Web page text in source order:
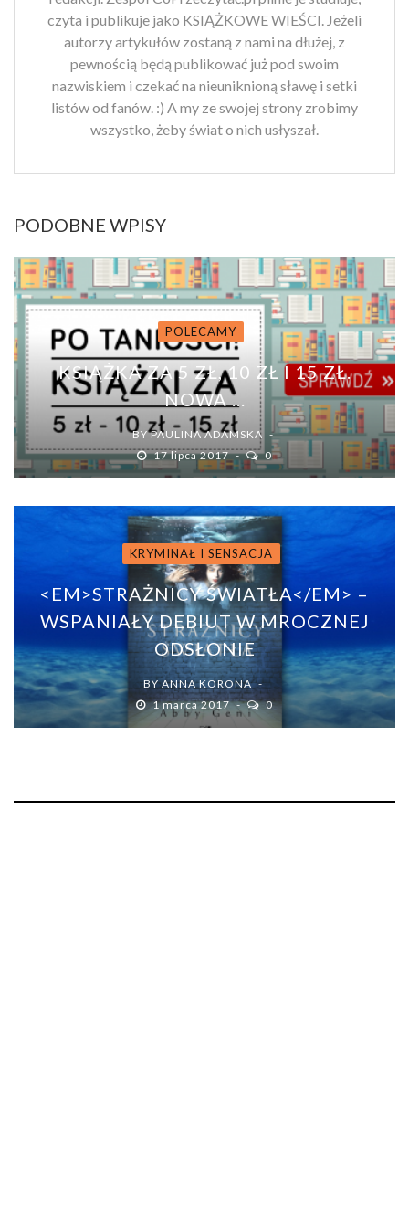
czyta i publikuje jako KSIĄŻKOWE WIEŚCI. Jeżeli
autorzy artykułów zostaną z nami na dłużej, z
pewnością będą publikować już pod swoim
nazwiskiem i czekać na nieuniknioną sławę i setki
listów od fanów. :) A my ze swojej strony zrobimy
wszystko, żeby świat o nich usłyszał.
PODOBNE WPISY
POLECAMY
KSIĄŻKA ZA 5 ZŁ, 10 ZŁ I 15 ZŁ.
NOWA ...
BYPAULINA ADAMSKA
17 lipca 2017
0
KRYMINAŁ I SENSACJA
<EM>STRAŻNICY ŚWIATŁA</EM> –
WSPANIAŁY DEBIUT W MROCZNEJ
ODSŁONIE
BYANNA KORONA
1 marca 2017
0